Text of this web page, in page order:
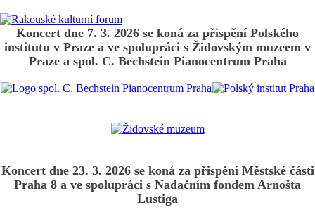
Koncert dne 7. 3. 2026 se koná za přispění Polského
institutu v Praze a ve spolupráci s Židovským muzeem v
Praze a spol. C. Bechstein Pianocentrum Praha
Koncert dne 23. 3. 2026 se koná za přispění Městské části
Praha 8 a ve spolupráci s Nadačním fondem Arnošta
Lustiga